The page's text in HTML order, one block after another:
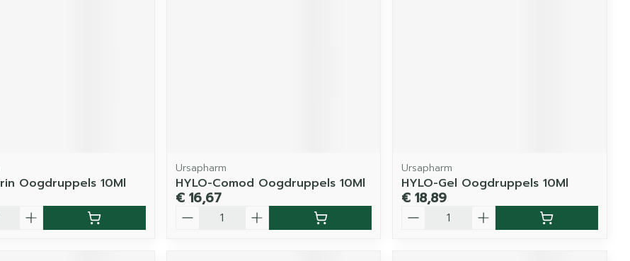
Oogdruppels 10Ml
Ursapharm
HYLO-Comod Oogdruppels 10Ml
€ 16,67
Ursapharm
HYLO-Gel Oogdruppels 10Ml
€ 18,89